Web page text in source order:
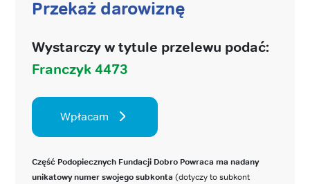
Przekaż darowiznę
Wystarczy w tytule przelewu podać:
Franczyk 4473
Wpłacam
Część Podopiecznych Fundacji Dobro Powraca ma nadany
unikatowy numer swojego subkonta (dotyczy to subkont